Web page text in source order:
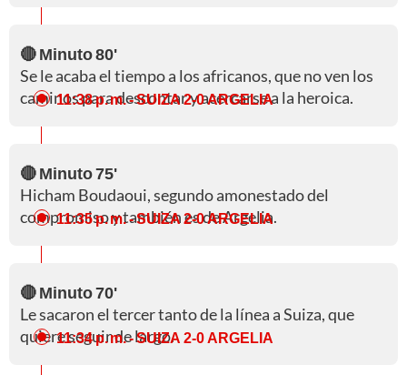
🔴 Minuto 80'
Se le acaba el tiempo a los africanos, que no ven los
caminos para descontar y acercarse a la heroica.
11:38 p. m.- SUIZA 2-0 ARGELIA
🔴 Minuto 75'
Hicham Boudaoui, segundo amonestado del
compromiso y también es de Argelia.
11:35 p. m.- SUIZA 2-0 ARGELIA
🔴 Minuto 70'
Le sacaron el tercer tanto de la línea a Suiza, que
quiere seguir de largo.
11:34 p. m.- SUIZA 2-0 ARGELIA